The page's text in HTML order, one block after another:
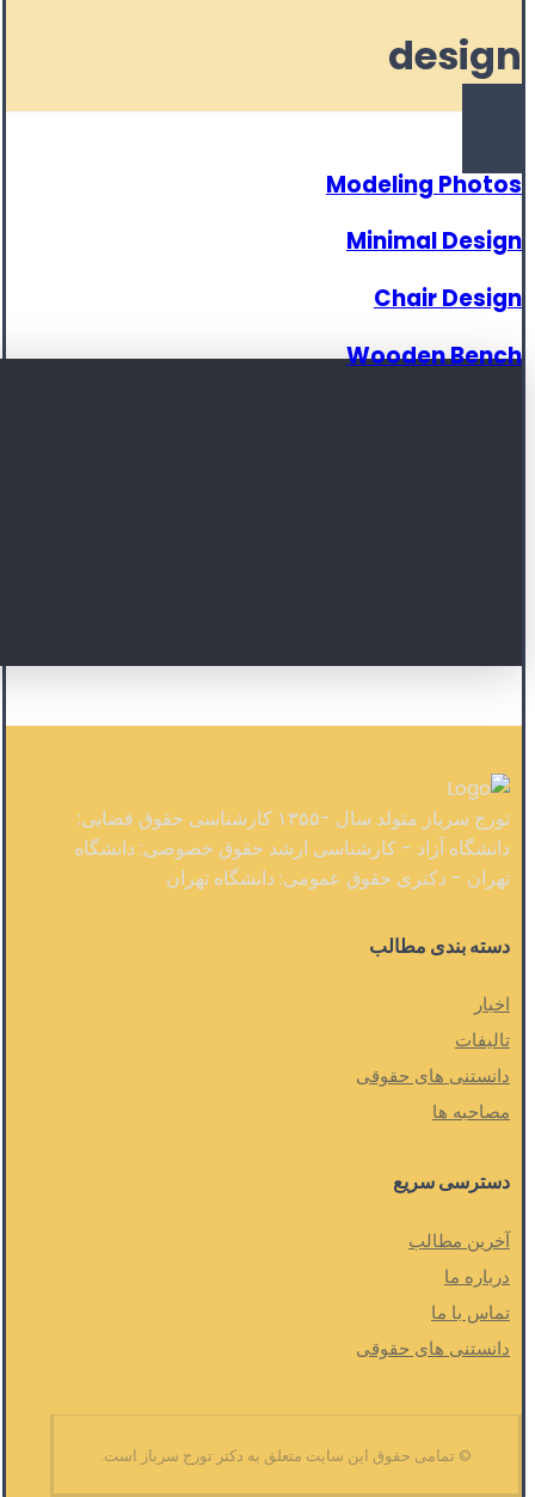
design
Modeling Photos
Minimal Design
Chair Design
Wooden Bench
تورج سرباز متولد سال -۱۳۵۵ کارشناسی حقوق قضایی:
دانشگاه آزاد - کارشناسی ارشد حقوق خصوصی: دانشگاه
تهران - دکتری حقوق عمومی: دانشگاه تهران
دسته بندی مطالب
اخبار
تالیفات
دانستنی های حقوقی
مصاحبه ها
دسترسی سریع
آخرین مطالب
درباره ما
تماس با ما
دانستنی های حقوقی
© تمامی حقوق این سایت متعلق به دکتر تورج سرباز است.